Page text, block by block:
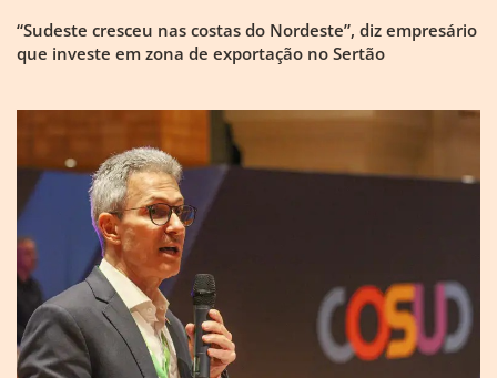
“Sudeste cresceu nas costas do Nordeste”, diz empresário
que investe em zona de exportação no Sertão